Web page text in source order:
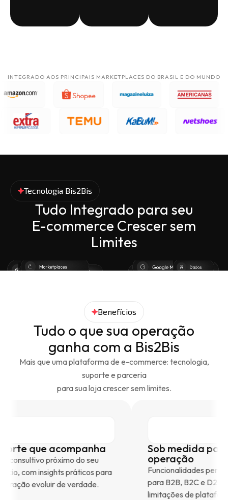
INTEGRADO AOS PRINCIPAIS MARKETPLACES DO BRASIL E DO MUNDO
Tecnologia Bis2Bis
Tudo Integrado para seu
E-commerce Crescer sem
Limites
Benefícios
Tudo o que sua operação
ganha com a Bis2Bis
Mais que uma plataforma de e-commerce: tecnologia,
suporte e parceria
para sua loja crescer sem limites.
Suporte que acompanha
Time consultivo próximo do seu
negócio, com insights práticos para
a operação evoluir de verdade.
Sob
operação
para B2B,
limitações